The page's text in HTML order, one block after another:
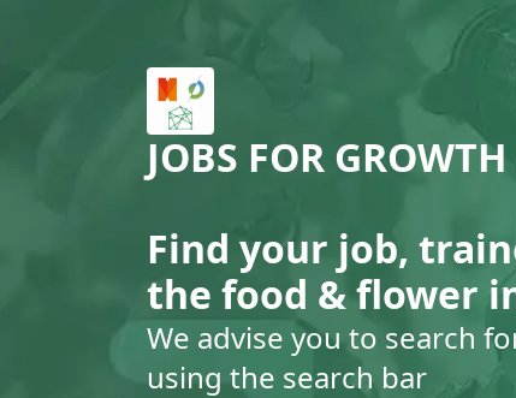
JOBS FOR GROWTH
Find your job,
the food & flower
We advise you to search
using the search bar